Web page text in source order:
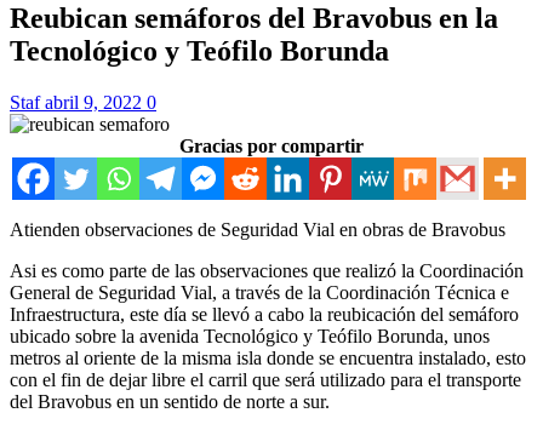
Reubican semáforos del Bravobus en la
Tecnológico y Teófilo Borunda
Stafabril 9, 2022 0
Gracias por compartir
Atienden observaciones de Seguridad Vial en obras de Bravobus
Asi es como parte de las observaciones que realizó la Coordinación
General de Seguridad Vial, a través de la Coordinación Técnica e
Infraestructura, este día se llevó a cabo la reubicación del semáforo
ubicado sobre la avenida Tecnológico y Teófilo Borunda, unos
metros al oriente de la misma isla donde se encuentra instalado, esto
con el fin de dejar libre el carril que será utilizado para el transporte
del Bravobus en un sentido de norte a sur.